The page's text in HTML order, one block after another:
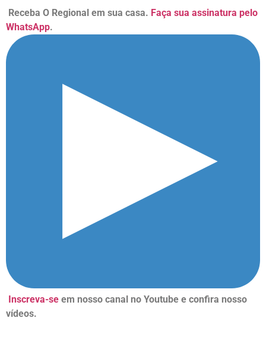
Receba O Regional em sua casa. Faça sua assinatura pelo
WhatsApp.
Inscreva-se em nosso canal no Youtube e confira nosso
vídeos.